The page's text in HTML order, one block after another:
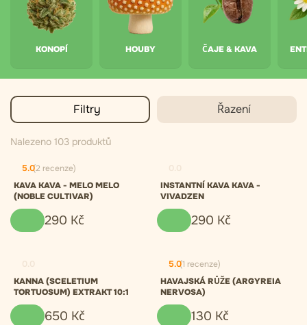
KONOPÍ HOUBY ČAJE & KAVA
Filtry Řazení
Nalezeno 103 produktů
5.0(2 recenze)
KAVA KAVA - MELO MELO
(NOBLE CULTIVAR)
290 Kč
INSTANTNÍ KAVA KAVA -
VIVADZEN
290 Kč
KANNA (SCELETIUM
TORTUOSUM) EXTRAKT 10:1
650 Kč
5.0(1 recenze)
HAVAJSKÁ RŮŽE (ARGYREIA
NERVOSA)
130 Kč